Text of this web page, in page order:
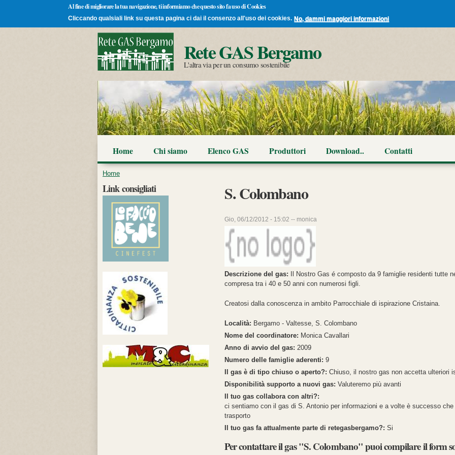
Al fine di migliorare la tua navigazione, ti informiamo che questo sito fa uso di Cookies
Cliccando qualsiali link su questa pagina ci dai il consenzo all'uso dei cookies. No, dammi maggiori informazioni
principale
Rete GAS Bergamo
L'altra via per un consumo sostenibile
Home Chi siamo Elenco GAS Produttori Download.. Contatti
Tu sei qui
Home
Link consigliati S. Colombano
Gio, 06/12/2012 - 15:02 -- monica
Descrizione del gas: Il Nostro Gas é composto da 9 famiglie residenti tutte
compresa tra i 40 e 50 anni con numerosi figli.
Creatosi dalla conoscenza in ambito Parrocchiale di ispirazione Cristaina.
Località: Bergamo - Valtesse, S. Colombano
Nome del coordinatore: Monica Cavallari
Anno di avvio del gas: 2009
Numero delle famiglie aderenti: 9
Il gas è di tipo chiuso o aperto?: Chiuso, il nostro gas non accetta ulteriori
Disponibilità supporto a nuovi gas: Valuteremo più avanti
Il tuo gas collabora con altri?:
ci sentiamo con il gas di S. Antonio per informazioni e a volte è successo
trasporto
Il tuo gas fa attualmente parte di retegasbergamo?: Si
Per contattare il gas "S. Colombano" puoi compilare il form